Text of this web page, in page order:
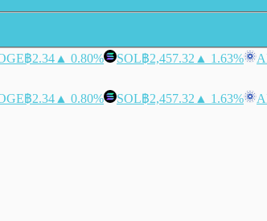
฿2.34 ▲ 0.80% SOL฿2,457.32 ▲ 1.63%
฿2.34 ▲ 0.80% SOL฿2,457.32 ▲ 1.63%